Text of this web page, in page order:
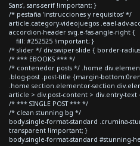
Sans', sans-serif !important; }
/* pestaña 'instrucciones y requisitos' */
article.category-videojuegos .eael-adv-
accordion-header svg.e-fas-angle-right {
fill: #252525 !important; }
/* slider */ div.swiper-slide { border-
/* *** EBOOKS *** */
/* contenedor posts */ .home
.blog-post .post-title {margin-
.home section.elementor-section
article > div.post-content > div.entry-text
/* *** SINGLE POST *** */
/* clean stunning bg */
body.single-format-standard .crumina-
transparent !important; }
body.single-format-standard #stunning-